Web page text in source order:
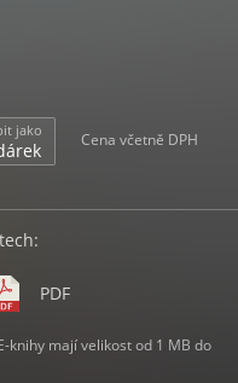
jako
Cena včetně DPH
PDF
knihy mají velikost od 1 MB do